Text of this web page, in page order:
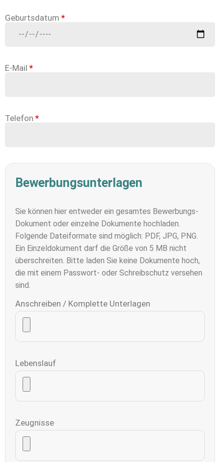
Geburtsdatum *
E-Mail *
Telefon *
Bewerbungsunterlagen
Sie können hier entweder ein gesamtes Bewerbungs-
Dokument oder einzelne Dokumente hochladen.
Folgende Dateiformate sind möglich: PDF, JPG, PNG.
Ein Einzeldokument darf die Größe von 5 MB nicht
überschreiten. Bitte laden Sie keine Dokumente hoch,
die mit einem Passwort- oder Schreibschutz versehen
sind.
Anschreiben / Komplette Unterlagen
Lebenslauf
Zeugnisse